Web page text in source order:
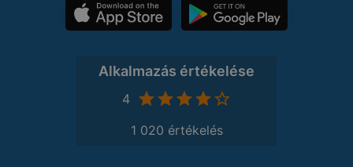
Alkalmazás értékelése
4
1 020 értékelés